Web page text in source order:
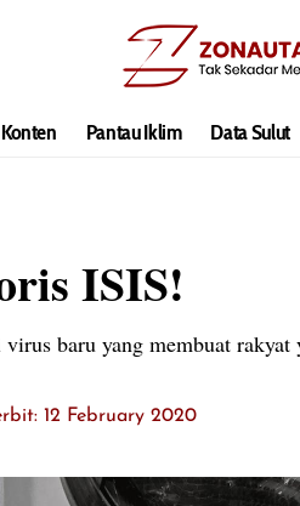
Pantau Iklim Data Sulut
ISIS!
baru yang membuat rakyat
12 February 2020